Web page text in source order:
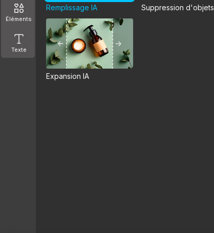
Éléments
Texte
Remplissage IA Suppression d'objets
Expansion IA